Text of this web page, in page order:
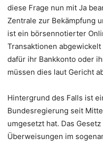
diese Frage nun mit Ja
Zentrale zur Bekämpfung
ist ein börsennotierter
Transaktionen
dafür ihr Bankkonto oder
müssen dies laut Gericht
Hintergrund des Falls ist
Bundesregierung seit
umgesetzt hat. Das
Überweisungen im